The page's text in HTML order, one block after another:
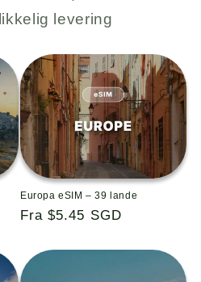
levering
Europa eSIM – 39 lande
Almindelig
Fra $5.45 SGD